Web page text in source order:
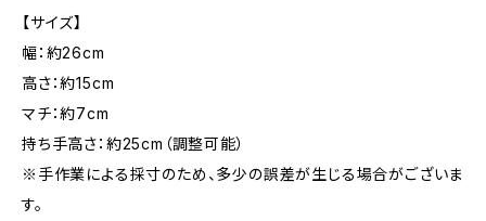
【サイズ】
幅：約26cm
高さ：約15cm
マチ：約7cm
持ち手高さ：約25cm（調整可能）
※手作業による採寸のため、多少の誤差が生じる場合がございま
す。